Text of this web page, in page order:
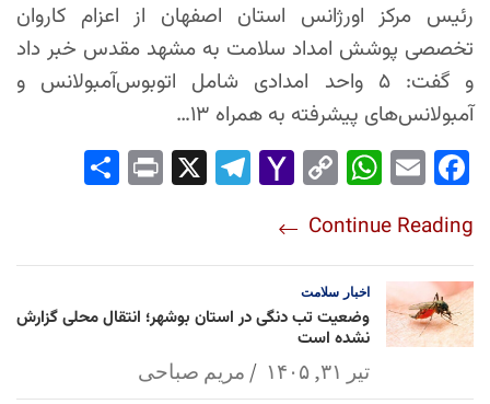
رئیس مرکز اورژانس استان اصفهان از اعزام کاروان
تخصصی پوشش امداد سلامت به مشهد مقدس خبر داد
و گفت: ۵ واحد امدادی شامل اتوبوس‌آمبولانس و
آمبولانس‌های پیشرفته به همراه ۱۳…
Fac
ok
Em
Wh
Ap
p
Co
Lin
k
Yah
l
Tel
Pri
Continue Reading
اخبار سلامت
وضعیت تب دنگی در استان بوشهر؛ انتقال محلی گزارش
نشده است
تیر ۳۱, ۱۴۰۵ مریم صباحی